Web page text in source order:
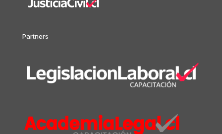
Partners